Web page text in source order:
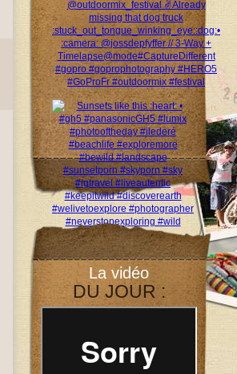
La vidéo
DU JOUR :